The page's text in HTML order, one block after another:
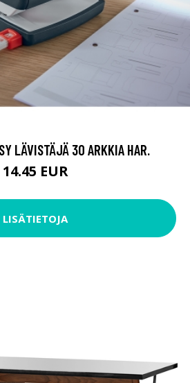
LÄVISTÄJÄ 30 ARKKIA HAR.
14.45 EUR
LISÄTIETOJA